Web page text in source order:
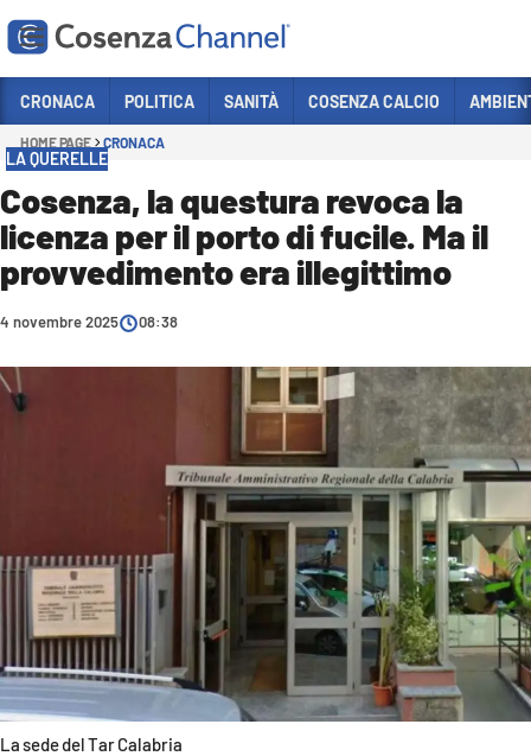
Sezioni
POLITICA
COSENZA CALCIO
ECONOMIA E LAVORO
Streaming
LAC TV
LAC NETWORK
LAC ONAIR
CRONACA POLITICA SANITÀ COSENZA CALCIO
HOME PAGE CRONACA
LA QUERELLE
Cosenza, la questura revoca la
licenza per il porto di fucile. Ma il
provvedimento era illegittimo
La sede del Tar Calabria
4 novembre 2025 08:38